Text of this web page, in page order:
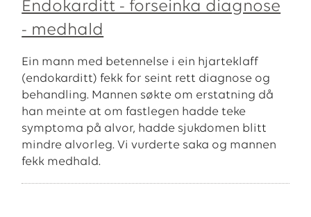
Endokarditt - forseinka diagnose
- medhald
Ein mann med betennelse i ein hjarteklaff
(endokarditt) fekk for seint rett diagnose og
behandling. Mannen søkte om erstatning då
han meinte at om fastlegen hadde teke
symptoma på alvor, hadde sjukdomen blitt
mindre alvorleg. Vi vurderte saka og mannen
fekk medhald.